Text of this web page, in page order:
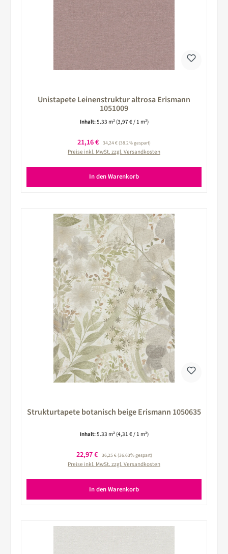
Unistapete Leinenstruktur altrosa Erismann
1051009
Inhalt:5.33 m² (3,97 € / 1 m²)
Verkaufspreis:
21,16 € Regulärer Preis:
34,24 €(38.2% gespart)
Preise inkl. MwSt. zzgl. Versandkosten
In den Warenkorb
Strukturtapete botanisch beige Erismann 1050635
Inhalt:5.33 m² (4,31 € / 1 m²)
Verkaufspreis:
22,97 € Regulärer Preis:
36,25 €(36.63% gespart)
Preise inkl. MwSt. zzgl. Versandkosten
In den Warenkorb